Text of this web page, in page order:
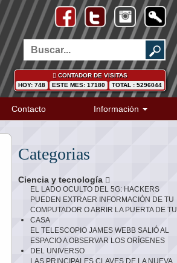
CONTADOR DE VISITAS
HOY: 748
ESTE MES: 17180 TOTAL : 5296044
Contacto Información
Categorias
Ciencia y tecnología
EL LADO OCULTO DEL 5G: HACKERS
PUEDEN EXTRAER INFORMACIÓN DE TU
COMPUTADOR O ABRIR LA PUERTA DE TU
CASA
EL TELESCOPIO JAMES WEBB SALIÓ AL
ESPACIO A OBSERVAR LOS ORÍGENES
DEL UNIVERSO
LAS PRINCIPALES CLAVES DE LA NUEVA